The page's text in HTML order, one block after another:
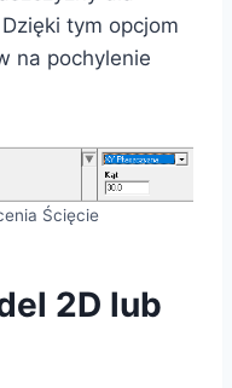
tym opcjom
na pochylenie
Ścięcie
2D lub